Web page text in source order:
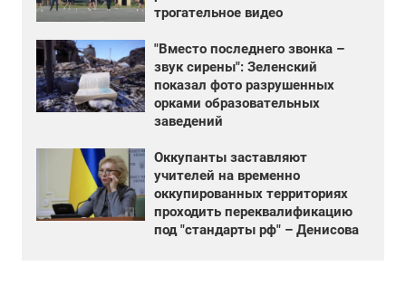
трогательное видео
"Вместо последнего звонка –
звук сирены": Зеленский
показал фото разрушенных
орками образовательных
заведений
Оккупанты заставляют
учителей на временно
оккупированных территориях
проходить переквалификацию
под "стандарты рф" – Денисова